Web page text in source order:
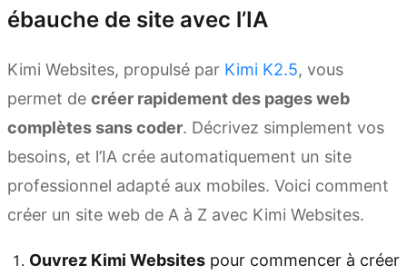
ébauche de site avec l’IA
Kimi Websites, propulsé par Kimi K2.5, vous
permet de créer rapidement des pages web
complètes sans coder. Décrivez simplement vos
besoins, et l’IA crée automatiquement un site
professionnel adapté aux mobiles. Voici comment
créer un site web de A à Z avec Kimi Websites.
Ouvrez Kimi Websites pour commencer à créer